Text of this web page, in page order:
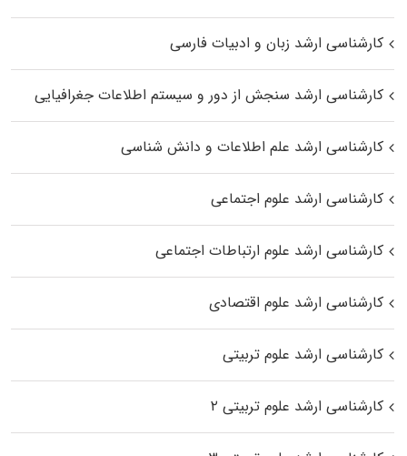
کارشناسی ارشد زبان و ادبیات فارسی
کارشناسی ارشد سنجش از دور و سیستم اطلاعات جغرافیایی
کارشناسی ارشد علم اطلاعات و دانش شناسی
کارشناسی ارشد علوم اجتماعی
کارشناسی ارشد علوم ارتباطات اجتماعی
کارشناسی ارشد علوم اقتصادی
کارشناسی ارشد علوم تربیتی
کارشناسی ارشد علوم تربیتی ۲